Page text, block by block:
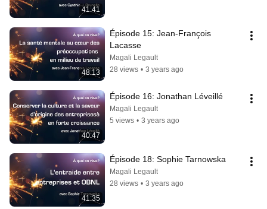
41:41
48:13
Épisode 15: Jean-François
Lacasse
Magali Legault
28 views • 3 years ago
40:47
Épisode 16: Jonathan Léveillé
Magali Legault
5 views • 3 years ago
41:35
Épisode 18: Sophie Tarnowska
Magali Legault
28 views • 3 years ago